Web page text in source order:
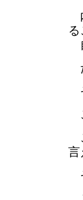
る
言